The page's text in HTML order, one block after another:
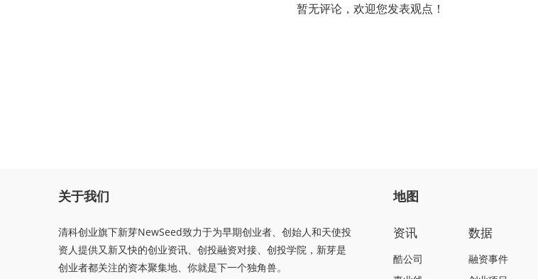
暂无评论，欢迎您发表观点！
关于我们
清科创业旗下新芽NewSeed致力于为早期创业者、创始人和天使投
资人提供又新又快的创业资讯、创投融资对接、创投学院，新芽是
创业者都关注的资本聚集地、你就是下一个独角兽。
地图
资讯
酷公司
数据
融资事件